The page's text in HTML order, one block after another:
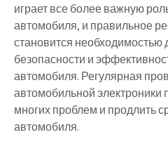
играет все более важную
автомобиля, и правильное
становится необходимостью
безопасности и
автомобиля. Регулярная
автомобильной электроники
многих проблем и продлить
автомобиля.